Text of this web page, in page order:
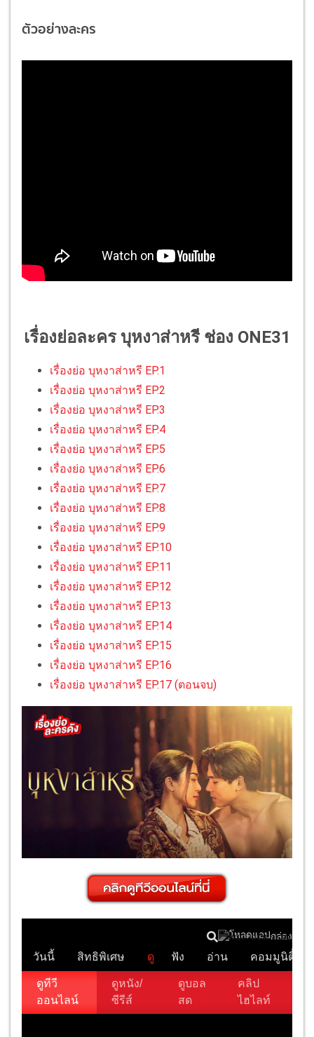
ตัวอย่างละคร
เรื่องย่อละคร บุหงาส่าหรี ช่อง ONE31
เรื่องย่อ บุหงาส่าหรี EP.1
เรื่องย่อ บุหงาส่าหรี EP.2
เรื่องย่อ บุหงาส่าหรี EP.3
เรื่องย่อ บุหงาส่าหรี EP.4
เรื่องย่อ บุหงาส่าหรี EP.5
เรื่องย่อ บุหงาส่าหรี EP.6
เรื่องย่อ บุหงาส่าหรี EP.7
เรื่องย่อ บุหงาส่าหรี EP.8
เรื่องย่อ บุหงาส่าหรี EP.9
เรื่องย่อ บุหงาส่าหรี EP.10
เรื่องย่อ บุหงาส่าหรี EP.11
เรื่องย่อ บุหงาส่าหรี EP.12
เรื่องย่อ บุหงาส่าหรี EP.13
เรื่องย่อ บุหงาส่าหรี EP.14
เรื่องย่อ บุหงาส่าหรี EP.15
เรื่องย่อ บุหงาส่าหรี EP.16
เรื่องย่อ บุหงาส่าหรี EP.17 (ตอนจบ)